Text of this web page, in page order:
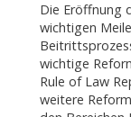
Die Eröffnung
wichtigen
wichtige
Rule of Law
weitere